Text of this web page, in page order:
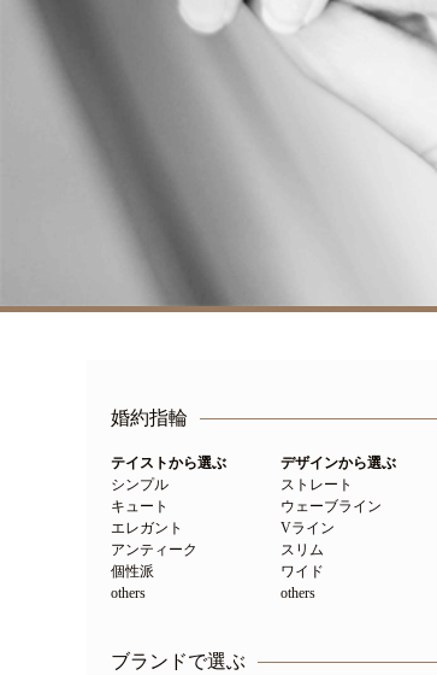
婚約指輪
テイストから選ぶ
シンプル
キュート
エレガント
アンティーク
個性派
others
デザインから選ぶ
ストレート
ウェーブライン
Vライン
スリム
ワイド
others
ブランドで選ぶ